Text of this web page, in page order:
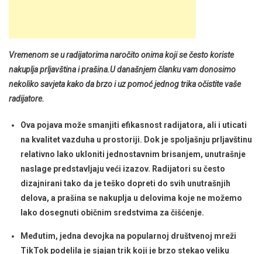
Vremenom se u radijatorima naročito onima koji se često koriste
nakuplja prljavština i prašina.U današnjem članku vam donosimo
nekoliko savjeta kako da brzo i uz pomoć jednog trika očistite vaše
radijatore.
Ova pojava može smanjiti efikasnost radijatora, ali i uticati
na kvalitet vazduha u prostoriji. Dok je spoljašnju prljavštinu
relativno lako ukloniti jednostavnim brisanjem, unutrašnje
naslage predstavljaju veći izazov. Radijatori su često
dizajnirani tako da je teško dopreti do svih unutrašnjih
delova, a prašina se nakuplja u delovima koje ne možemo
lako dosegnuti običnim sredstvima za čišćenje.
Međutim, jedna devojka na popularnoj društvenoj mreži
TikTok podelila je sjajan trik koji je brzo stekao veliku